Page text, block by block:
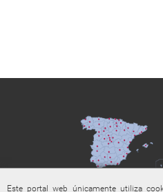
Este portal web únicamente utiliza